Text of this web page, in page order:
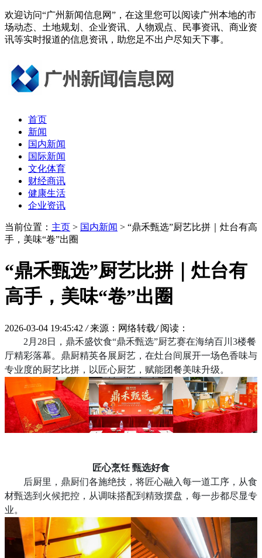
欢迎访问“广州新闻信息网”，在这里您可以阅读广州本地的市
场动态、土地规划、企业资讯、人物观点、民事资讯、商业资
讯等实时报道的信息资讯，助您足不出户尽知天下事。
首页
新闻
国内新闻
国际新闻
文化体育
财经商讯
健康生活
企业资讯
当前位置： 主页 > 国内新闻 > “鼎禾甄选”厨艺比拼｜灶台有高
手，美味“卷”出圈
“鼎禾甄选”厨艺比拼｜灶台有
高手，美味“卷”出圈
2026-03-04 19:45:42 / 来源：网络转载/ 阅读：
2月28日，鼎禾盛饮食“鼎禾甄选”厨艺赛在海纳百川3楼餐
厅精彩落幕。鼎厨精英各展厨艺，在灶台间展开一场色香味与
专业度的厨艺比拼，以匠心厨艺，赋能团餐美味升级。
匠心烹饪 甄选好食
后厨里，鼎厨们各施绝技，将匠心融入每一道工序，从食
材甄选到火候把控，从调味搭配到精致摆盘，每一步都尽显专
业。